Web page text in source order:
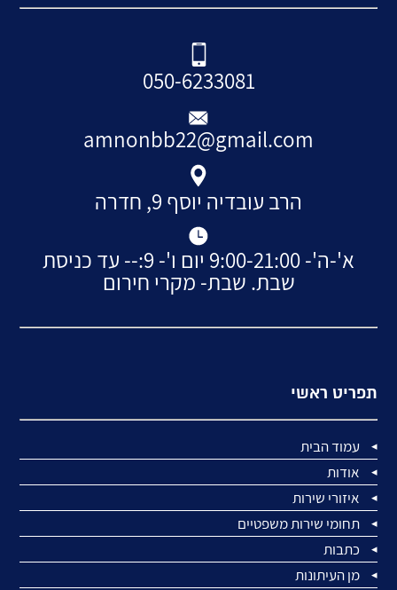
050-6233081
amnonbb22@gmail.com
הרב עובדיה יוסף 9, חדרה
א'-ה'- 9:00-21:00 יום ו'- 9:-- עד כניסת
שבת. שבת- מקרי חירום
תפריט ראשי
עמוד הבית
אודות
איזורי שירות
תחומי שירות משפטיים
כתבות
מן העיתונות